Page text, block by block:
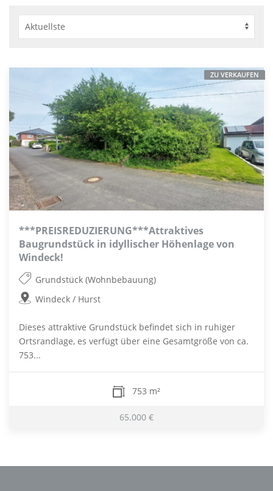
***PREISREDUZIERUNG***Attraktives
Baugrundstück in idyllischer Höhenlage von
Windeck!
Grundstück (Wohnbebauung)
Windeck / Hurst
Dieses attraktive Grundstück befindet sich in ruhiger
Ortsrandlage, es verfügt über eine Gesamtgröße von ca.
753...
753 m²
65.000 €
ZU VERKAUFEN